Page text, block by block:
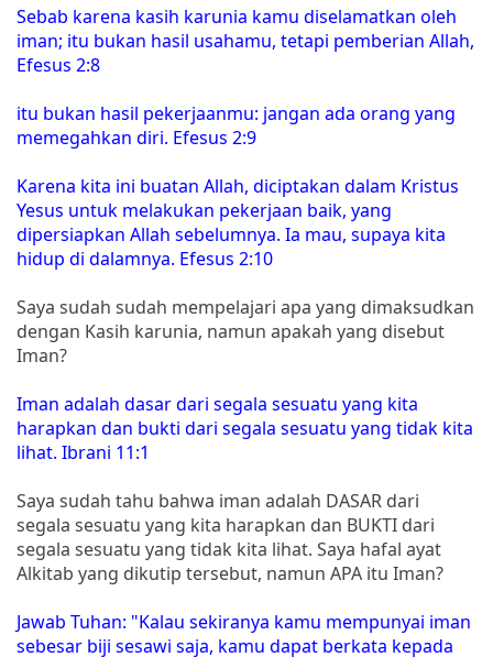
Sebab karena kasih karunia kamu diselamatkan oleh
iman; itu bukan hasil usahamu, tetapi pemberian Allah,
Efesus 2:8
itu bukan hasil pekerjaanmu: jangan ada orang yang
memegahkan diri. Efesus 2:9
Karena kita ini buatan Allah, diciptakan dalam Kristus
Yesus untuk melakukan pekerjaan baik, yang
dipersiapkan Allah sebelumnya. Ia mau, supaya kita
hidup di dalamnya. Efesus 2:10
Saya sudah sudah mempelajari apa yang dimaksudkan
dengan Kasih karunia, namun apakah yang disebut
Iman?
Iman adalah dasar dari segala sesuatu yang kita
harapkan dan bukti dari segala sesuatu yang tidak kita
lihat. Ibrani 11:1
Saya sudah tahu bahwa iman adalah DASAR dari
segala sesuatu yang kita harapkan dan BUKTI dari
segala sesuatu yang tidak kita lihat. Saya hafal ayat
Alkitab yang dikutip tersebut, namun APA itu Iman?
Jawab Tuhan: "Kalau sekiranya kamu mempunyai iman
sebesar biji sesawi saja, kamu dapat berkata kepada